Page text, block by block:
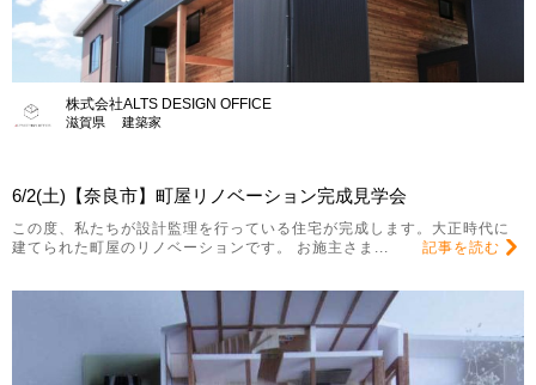
株式会社ALTS DESIGN OFFICE
滋賀県 建築家
6/2(土)【奈良市】町屋リノベーション完成見学会
この度、私たちが設計監理を行っている住宅が完成します。大正時代に
建てられた町屋のリノベーションです。 お施主さま...
記事を読む